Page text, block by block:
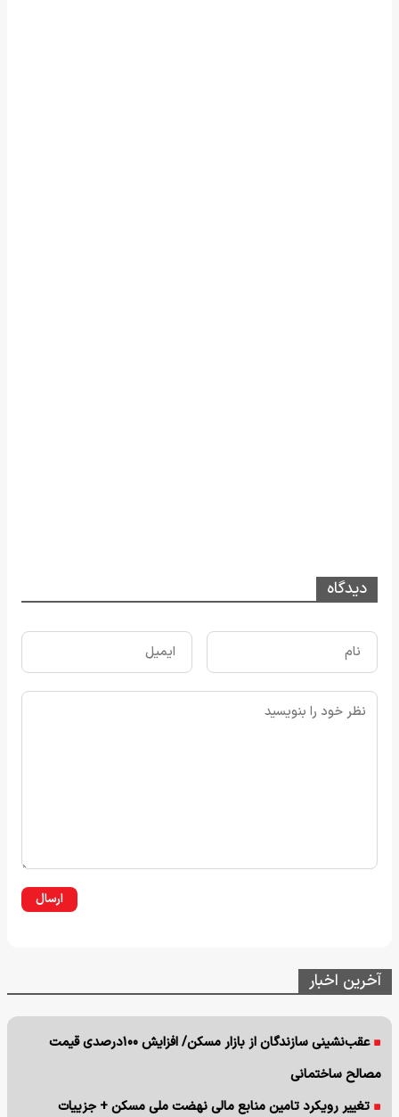
دیدگاه
ارسال
آخرین اخبار
عقب‌نشینی سازندگان از بازار مسکن/ افزایش ۱۰۰درصدی قیمت
مصالح ساختمانی
تغییر رویکرد تامین منابع مالی نهضت ملی مسکن + جزییات